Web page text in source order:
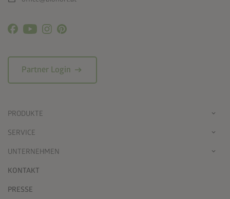
Partner Login arrow_right_alt
PRODUKTE
SERVICE
UNTERNEHMEN
KONTAKT
PRESSE